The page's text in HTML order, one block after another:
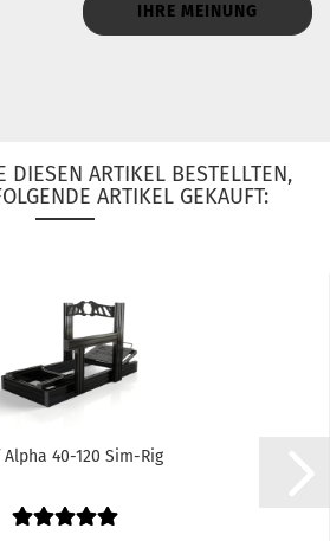
IHRE MEINUNG
DIESEN ARTIKEL BESTELLTEN,
ARTIKEL GEKAUFT:
40-120 Sim-Rig